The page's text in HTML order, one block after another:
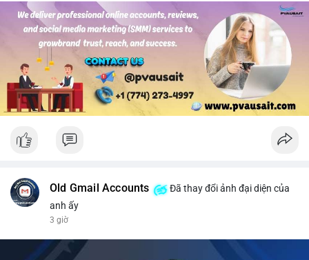
chốt 50% vị thế tại TP1 và dời stop loss về điểm hòa vốn.
#solusdt #longsol #vung76 #breakoutsol #lenhmuasol
Old Gmail Accounts
Đã thay đổi ảnh đại diện của
anh ấy
3 giờ